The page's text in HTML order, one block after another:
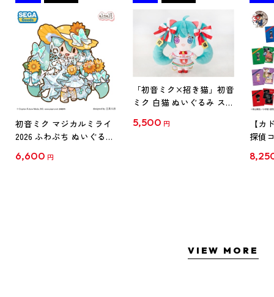
初音ミク マジカルミライ
2026 ふわぷち ぬいぐるみ
6,600 円
「初音ミク×招き猫」初音
ミク 白猫 ぬいぐるみ スタ
5,500 円
【カ
探偵
クリ
VIEW MORE